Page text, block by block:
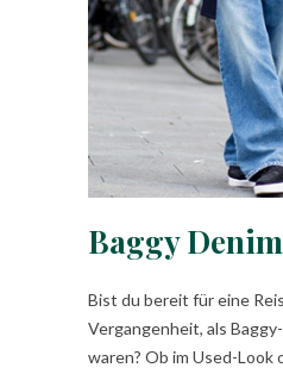
Baggy Denim
Bist du bereit für eine
Vergangenheit, als
waren? Ob im Used-Look